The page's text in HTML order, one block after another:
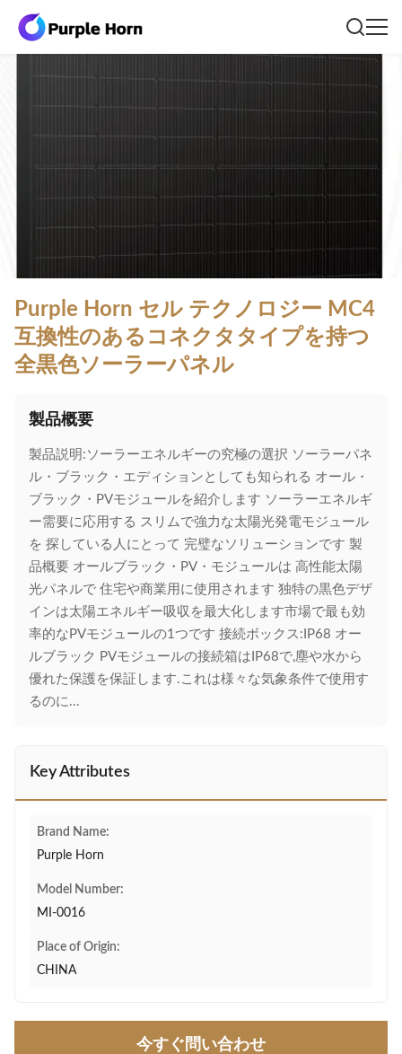
Purple Horn セル テクノロジー MC4
互換性のあるコネクタタイプを持つ
全黒色ソーラーパネル
製品概要
製品説明:ソーラーエネルギーの究極の選択 ソーラーパネ
ル・ブラック・エディションとしても知られる オール・
ブラック・PVモジュールを紹介します ソーラーエネルギ
ー需要に応用する スリムで強力な太陽光発電モジュール
を 探している人にとって 完璧なソリューションです 製
品概要 オールブラック・PV・モジュールは 高性能太陽
光パネルで 住宅や商業用に使用されます 独特の黒色デザ
インは太陽エネルギー吸収を最大化します市場で最も効
率的なPVモジュールの1つです 接続ボックス:IP68 オー
ルブラック PVモジュールの接続箱はIP68で,塵や水から
優れた保護を保証します.これは様々な気象条件で使用す
るのに...
Key Attributes
Brand Name:
Purple Horn
Model Number:
MI-0016
Place of Origin:
CHINA
今すぐ問い合わせ